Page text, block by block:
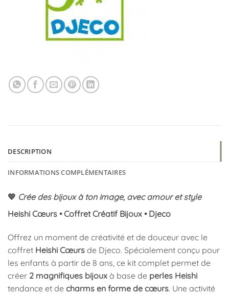
DESCRIPTION
INFORMATIONS COMPLÉMENTAIRES
💖 Crée des bijoux à ton image, avec amour et style
Heishi Cœurs • Coffret Créatif Bijoux • Djeco
Offrez un moment de créativité et de douceur avec le
coffret Heishi Cœurs de Djeco. Spécialement conçu pour
les enfants à partir de 8 ans, ce kit complet permet de
créer 2 magnifiques bijoux à base de perles Heishi
tendance et de charms en forme de cœurs. Une activité